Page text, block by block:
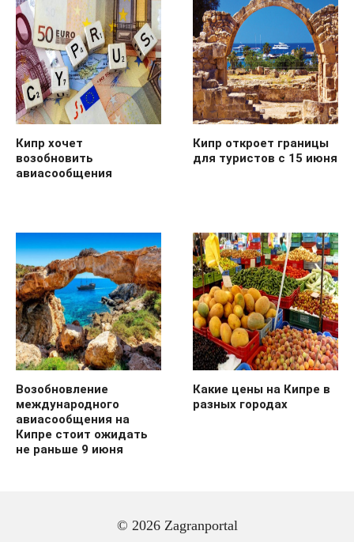
Кипр хочет
возобновить
авиасообщения
Кипр откроет границы
для туристов с 15 июня
Возобновление
международного
авиасообщения на
Кипре стоит ожидать
не раньше 9 июня
Какие цены на Кипре в
разных городах
© 2026 Zagranportal